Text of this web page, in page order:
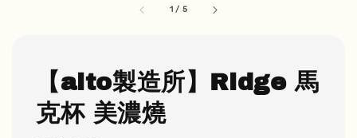
1 / 5
【aito製造所】Ridge 馬
克杯 美濃燒